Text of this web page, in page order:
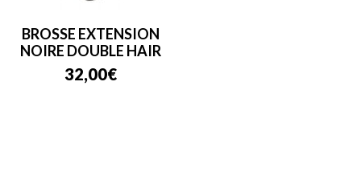
BROSSE EXTENSION
NOIRE DOUBLE HAIR
32,00€